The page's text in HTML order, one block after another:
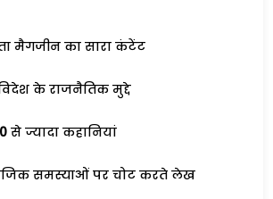
मैगजीन का सारा कंटेंट
के राजनैतिक मुद्दे
से ज्यादा कहानियां
समस्याओं पर चोट करते लेख